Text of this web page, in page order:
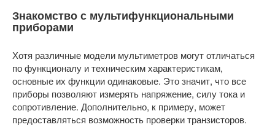
Знакомство с мультифункциональными
приборами
Хотя различные модели мультиметров могут отличаться
по функционалу и техническим характеристикам,
основные их функции одинаковые. Это значит, что все
приборы позволяют измерять напряжение, силу тока и
сопротивление. Дополнительно, к примеру, может
предоставляться возможность проверки транзисторов.